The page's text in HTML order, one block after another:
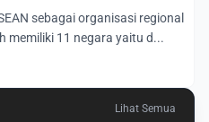
sebagai organisasi regional
memiliki 11 negara yaitu d...
Lihat Semua